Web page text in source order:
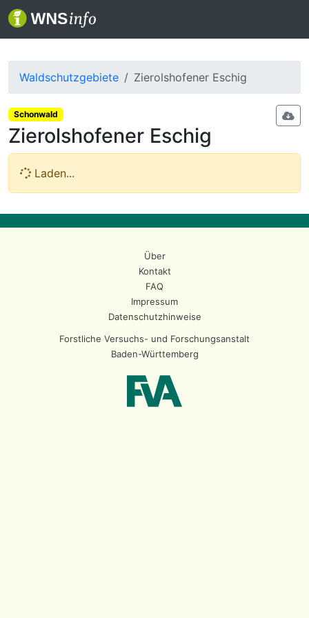
Waldschutzgebiete Zierolshofener Eschig
Schonwald
Zierolshofener Eschig
Laden...
Über
Kontakt
FAQ
Impressum
Datenschutzhinweise
Forstliche Versuchs- und Forschungsanstalt
Baden-Württemberg